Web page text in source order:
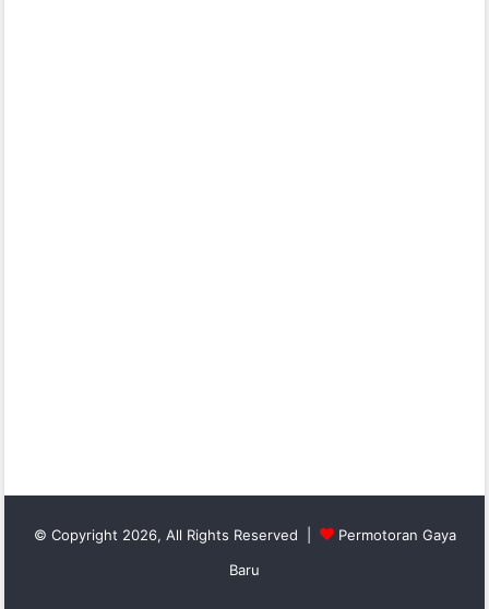
© Copyright 2026, All Rights Reserved |
Permotoran Gaya
Baru